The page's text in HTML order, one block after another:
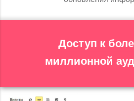
Доступ к
миллионной